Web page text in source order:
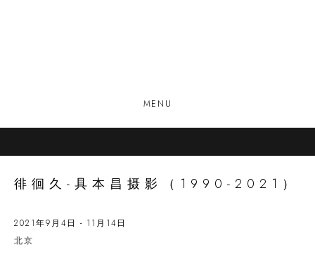
MENU
徘徊久-具本昌摄影（1990-2021）
2021年9月4日 - 11月14日
北京